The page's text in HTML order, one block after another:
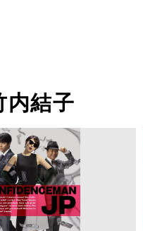
内結子